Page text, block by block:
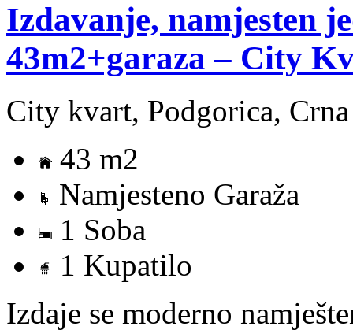
Izdavanje, namjesten
43m2+garaza – City
City kvart, Podgorica,
43 m2
Namjesteno Garaža
1 Soba
1 Kupatilo
Izdaje se moderno